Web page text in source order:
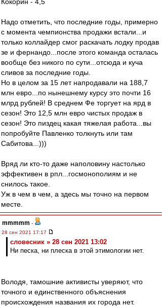
Надо отметить, что последние годы, примерно
с момента чемпионства продажи встали...и
только коллайдер смог раскачать лодку продав
зе и фернандо...после этого команда осталась
вообще без никого по сути...отсюда и куча
сливов за последние годы.
Но в целом за 15 лет напродавали на 188,7
млн евро...по нынешнему курсу это почти 16
млрд рублей! В среднем Фе торгует на ярд в
сезон! Это 12,5 млн евро чистых продаж в
сезон! Это пиздец какая тяжелая работа...вы
попробуйте Павленко толкнуть или там
Сабитова...)))
Вряд ли кто-то даже наполовину настолько
эффективен в рпл...госмонополиям и не
снилось такое.
Уж в чем в чем, а здесь мы точно на первом
месте.
mmmmm -
28 сен 2021 17:17
словесник » 28 сен 2021 13:02
Ни песка, ни плеска в этой этимологии нет.
Володя, тамошние активисты уверяют, что
точного и единственного объяснения
происхождения названия их города нет.